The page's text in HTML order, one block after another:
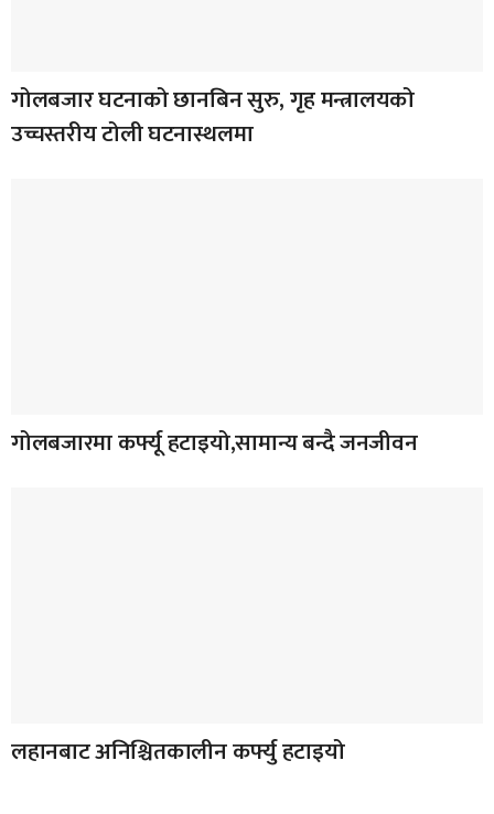
गोलबजार घटनाको छानबिन सुरु, गृह मन्त्रालयको
उच्चस्तरीय टोली घटनास्थलमा
गोलबजारमा कर्फ्यू हटाइयो,सामान्य बन्दै जनजीवन
लहानबाट अनिश्चितकालीन कर्फ्यु हटाइयो